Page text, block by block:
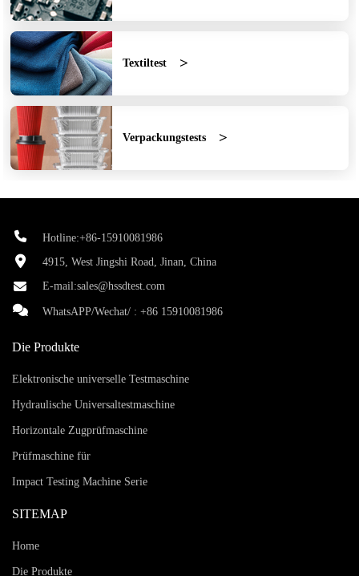
Textiltest
Verpackungstests
Hotline:+86-15910081986
4915, West Jingshi Road, Jinan, China
E-mail:sales@hssdtest.com
WhatsAPP/Wechat/ : +86 15910081986
Die Produkte
Elektronische universelle Testmaschine
Hydraulische Universaltestmaschine
Horizontale Zugprüfmaschine
Prüfmaschine für
Impact Testing Machine Serie
SITEMAP
Home
Die Produkte